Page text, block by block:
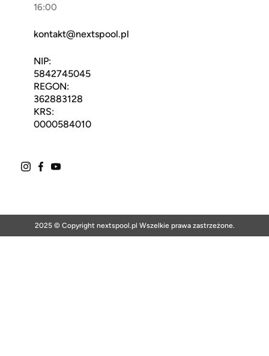
16:00
kontakt@nextspool.pl
NIP:
5842745045
REGON:
362883128
KRS:
0000584010